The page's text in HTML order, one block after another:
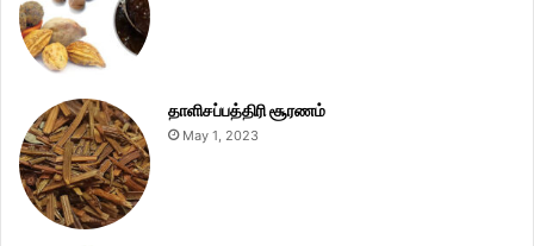
தாளிசப்பத்திரி சூரணம்
May 1, 2023